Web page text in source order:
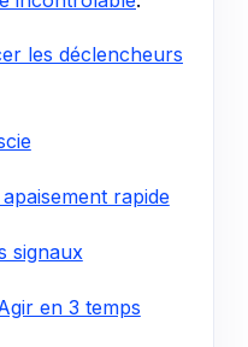
les déclencheurs
rapide
signaux
en 3 temps